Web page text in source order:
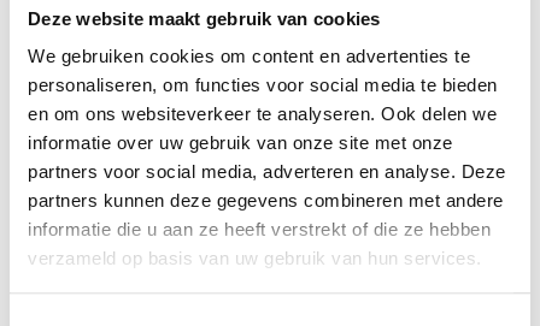
Deze website maakt gebruik van cookies
We gebruiken cookies om content en advertenties te
personaliseren, om functies voor social media te bieden
en om ons websiteverkeer te analyseren. Ook delen we
informatie over uw gebruik van onze site met onze
partners voor social media, adverteren en analyse. Deze
partners kunnen deze gegevens combineren met andere
informatie die u aan ze heeft verstrekt of die ze hebben
verzameld op basis van uw gebruik van hun services.
Aan de onderzijde heeft de Deck Box een comfortabele
waar aan bijvoorbeeld uw telefoon of sporthorloge bevestigd
kan worden. Dit model wordt geleverd inclusief 15 cm luikdeksel!
REVIEWS
Nog niet gewaardeerd